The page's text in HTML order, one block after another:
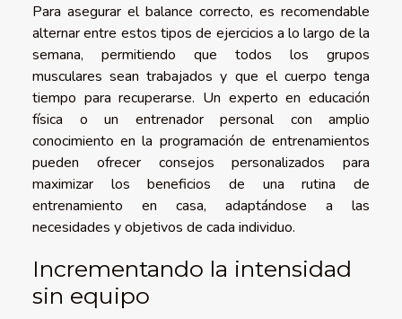
Para asegurar el balance correcto, es recomendable
alternar entre estos tipos de ejercicios a lo largo de la
semana, permitiendo que todos los grupos
musculares sean trabajados y que el cuerpo tenga
tiempo para recuperarse. Un experto en educación
física o un entrenador personal con amplio
conocimiento en la programación de entrenamientos
pueden ofrecer consejos personalizados para
maximizar los beneficios de una rutina de
entrenamiento en casa, adaptándose a las
necesidades y objetivos de cada individuo.
Incrementando la intensidad
sin equipo